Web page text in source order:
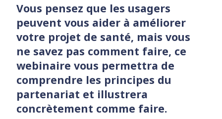
Vous pensez que les usagers
peuvent vous aider à améliorer
votre projet de santé, mais vous
ne savez pas comment faire, ce
webinaire vous permettra de
comprendre les principes du
partenariat et illustrera
concrètement comme faire.